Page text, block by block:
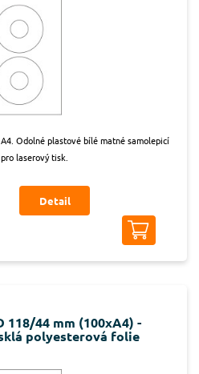
Odolné plastové bílé matné samolepicí
laserový tisk.
Detail
118/44 mm (100xA4) -
polyesterová folie